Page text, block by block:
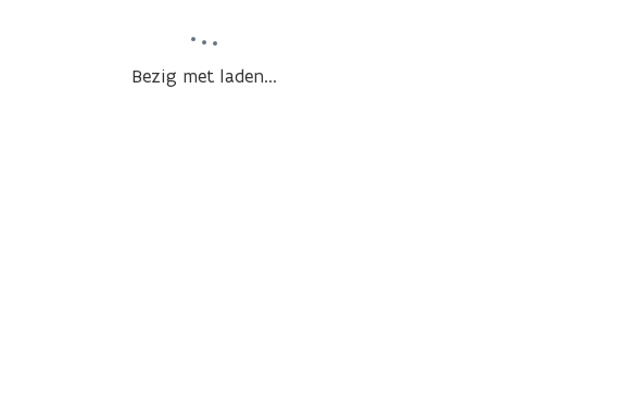
Bezig met laden...